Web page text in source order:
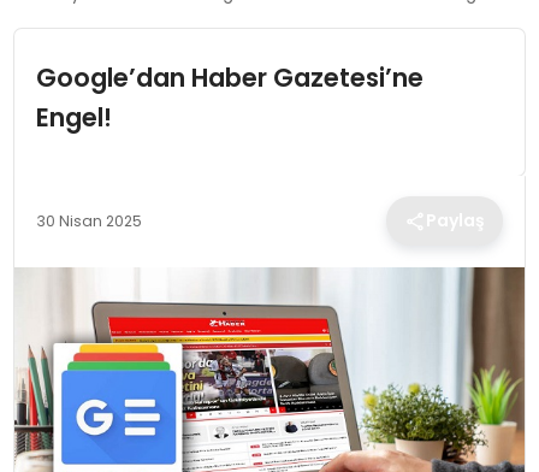
EKONOMI
TEKNOLOJI
EĞITIM
MAGAZIN
Google’dan Haber Gazetesi’ne
Engel!
30 Nisan 2025